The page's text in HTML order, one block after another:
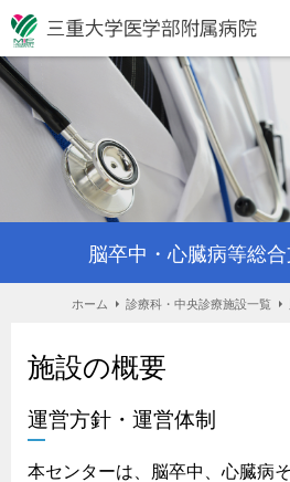
脳卒中・心臓病等総
ホーム 診療科・中央診療施設一覧
施設の概要
運営方針・運営体制
本センターは、脳卒中、心臓病